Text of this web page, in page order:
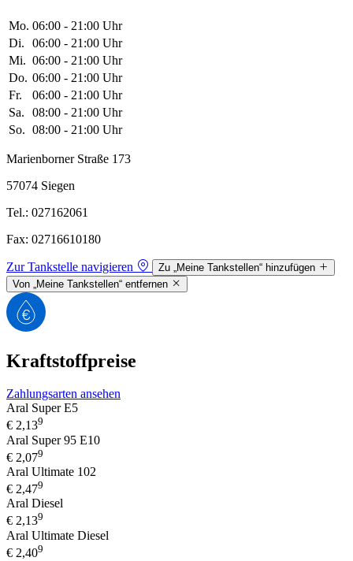
Mo. 06:00 - 21:00 Uhr
Di.
06:00 - 21:00 Uhr
Mi. 06:00 - 21:00 Uhr
Do. 06:00 - 21:00 Uhr
Fr.
06:00 - 21:00 Uhr
Sa.
08:00 - 21:00 Uhr
So. 08:00 - 21:00 Uhr
Marienborner Straße 173
57074 Siegen
Tel.: 027162061
Fax: 02716610180
Zur Tankstelle navigieren
Zu „Meine Tankstellen“ hinzufügen
Von „Meine Tankstellen“ entfernen
Kraftstoffpreise
Zahlungsarten ansehen
Aral Super E5
€ 2,139
Aral Super 95 E10
€ 2,079
Aral Ultimate 102
€ 2,479
Aral Diesel
€ 2,139
Aral Ultimate Diesel
€ 2,409